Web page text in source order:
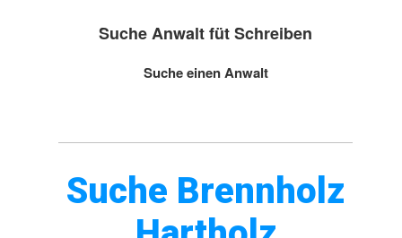
Suche Anwalt füt Schreiben
Suche einen Anwalt
Suche Brennholz